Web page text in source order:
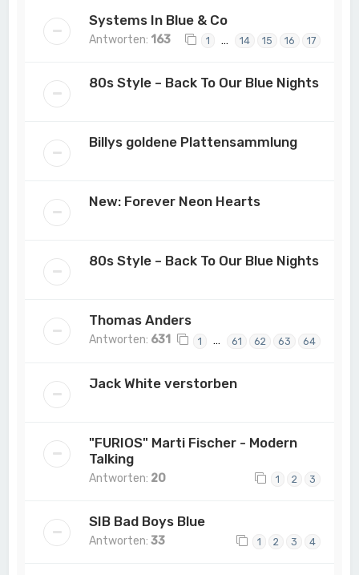
Systems In Blue & Co
Antworten: 163 1 … 14 15 16 17
80s Style – Back To Our Blue Nights
Billys goldene Plattensammlung
New: Forever Neon Hearts
80s Style – Back To Our Blue Nights
Thomas Anders
Antworten: 631 1 … 61 62 63 64
Jack White verstorben
"FURIOS" Marti Fischer - Modern
Talking
Antworten: 20 1 2 3
SIB Bad Boys Blue
Antworten:33 1 2 3 4